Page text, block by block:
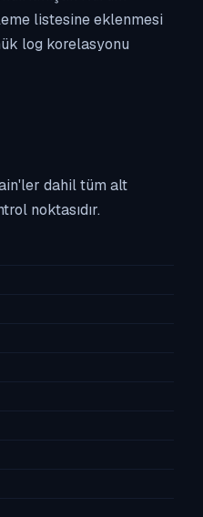
listesine eklenmesi
log korelasyonu
dahil tüm alt
noktasıdır.